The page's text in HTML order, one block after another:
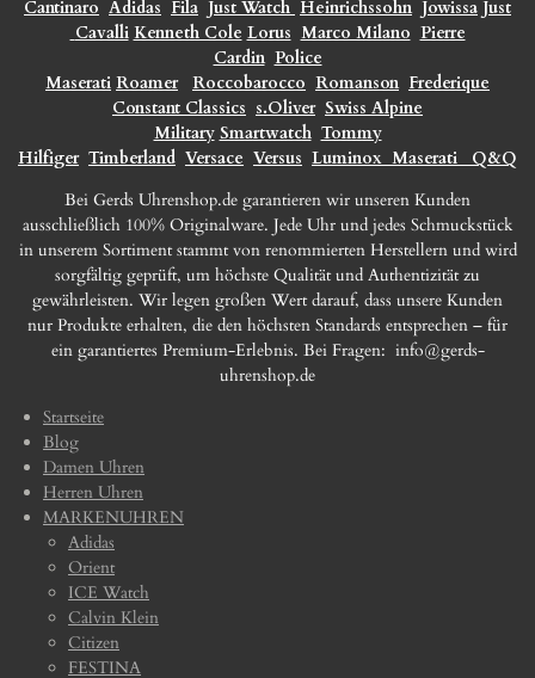
Cantinaro Adidas Fila Just Watch Heinrichssohn Jowissa Just
Cavalli Kenneth Cole Lorus Marco Milano Pierre
Cardin Police
Maserati Roamer Roccobarocco Romanson Frederique
Constant Classics s.Oliver Swiss Alpine
Military Smartwatch Tommy
Hilfiger Timberland Versace Versus Luminox Maserati
Q&Q
Bei Gerds Uhrenshop.de garantieren wir unseren Kunden
ausschließlich 100% Originalware. Jede Uhr und jedes Schmuckstück
in unserem Sortiment stammt von renommierten Herstellern und wird
sorgfältig geprüft, um höchste Qualität und Authentizität zu
gewährleisten. Wir legen großen Wert darauf, dass unsere Kunden
nur Produkte erhalten, die den höchsten Standards entsprechen – für
ein garantiertes Premium-Erlebnis. Bei Fragen: info@gerds-
uhrenshop.de
Startseite
Blog
Damen Uhren
Herren Uhren
MARKENUHREN
Adidas
Orient
ICE Watch
Calvin Klein
Citizen
FESTINA